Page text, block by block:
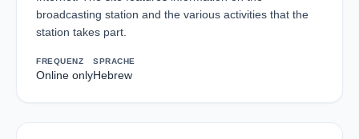
broadcasting station and the various activities that the
station takes part.
FREQUENZ
Online only
SPRACHE
Hebrew